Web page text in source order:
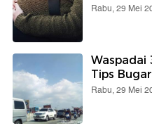
Rabu, 29 Mei
Waspadai
Tips
Rabu, 29 Mei